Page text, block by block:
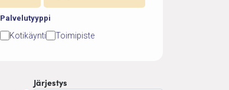
Palvelutyyppi
Kotikäynti Toimipiste
Järjestys